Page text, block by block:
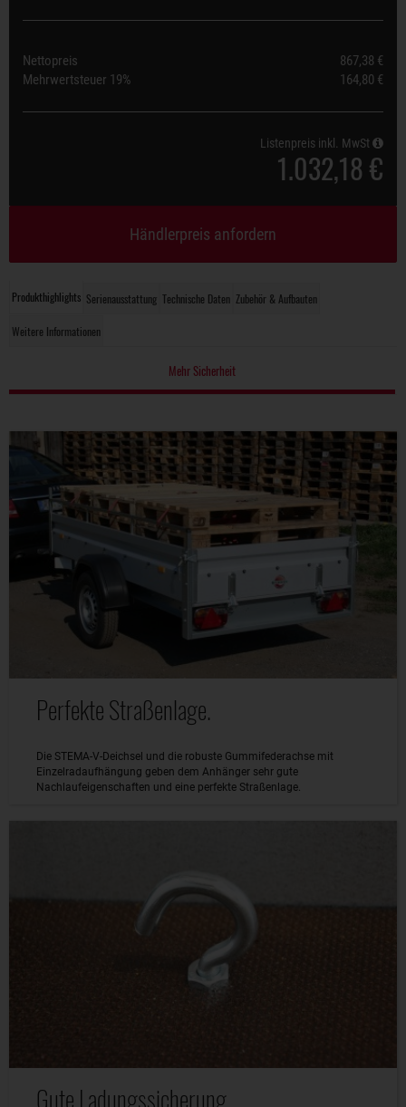
Produkthighlights Serienausstattung Technische Daten Zubehör & Aufbauten
Weitere Informationen
Mehr Sicherheit
Perfekte Straßenlage.
Die STEMA-V-Deichsel und die robuste Gummifederachse mit
Einzelradaufhängung geben dem Anhänger sehr gute
Nachlaufeigenschaften und eine perfekte Straßenlage.
Gute Ladungssicherung.
Nettopreis
867,38 €
Mehrwertsteuer 19% 164,80 €
Listenpreis inkl. MwSt
1.032,18 €
Händlerpreis anfordern